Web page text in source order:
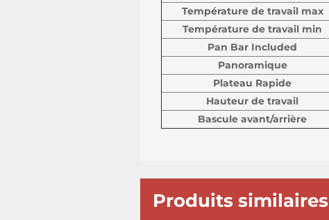
Température de travail max
Température de travail min
Pan Bar Included
Panoramique
Plateau Rapide
Hauteur de travail
Bascule avant/arrière
Produits similaires